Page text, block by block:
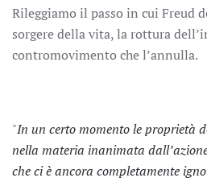
Rileggiamo il passo in cui Freud
sorgere della vita, la rottura
contromovimento che l’annulla.
"In un certo momento le proprietà
nella materia inanimata
che ci è ancora completamente